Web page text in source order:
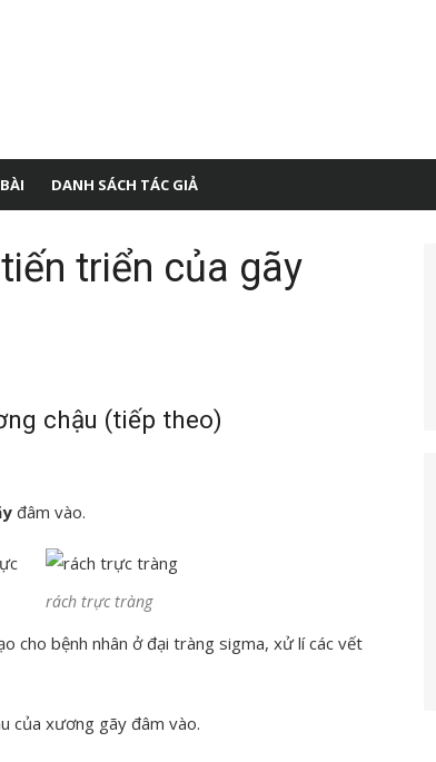
DANH SÁCH TÁC GIẢ
triển của gãy
chậu (tiếp theo)
đâm vào.
rách trực tràng
cho bệnh nhân ở đại tràng sigma, xử lí các vết
của xương gãy đâm vào.